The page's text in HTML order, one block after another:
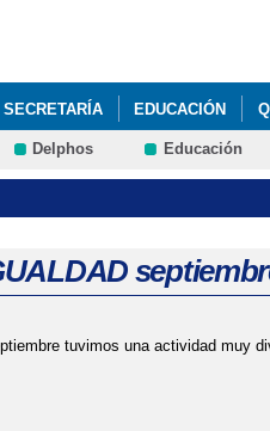
SECRETARÍA EDUCACIÓN
Delphos Educación
tuvimos una actividad muy